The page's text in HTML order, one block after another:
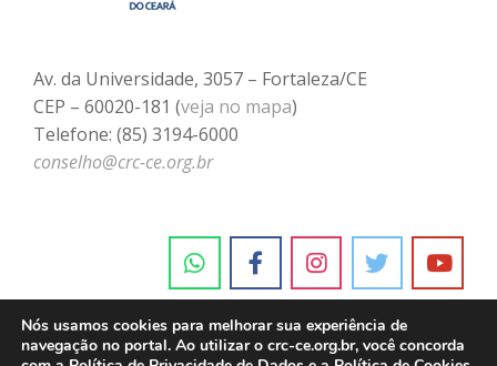
Av. da Universidade, 3057 – Fortaleza/CE
CEP – 60020-181 (veja no mapa)
Telefone: (85) 3194-6000
conselho@crc-ce.org.br
Nós usamos cookies para melhorar sua experiência de
navegação no portal. Ao utilizar o crc-ce.org.br, você concorda